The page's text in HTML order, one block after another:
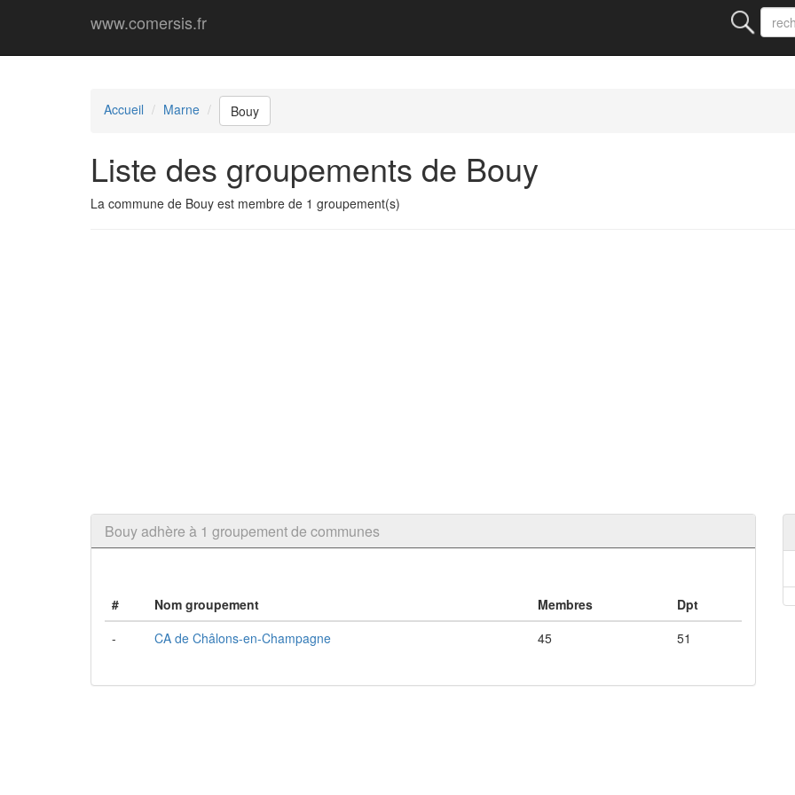
www.comersis.fr
Accueil Marne Bouy
Liste des groupements de Bouy
La commune de Bouy est membre de 1 groupement(s)
Bouy adhère à 1 groupement de communes
# Nom groupement Membres
Dpt
-
CA de Châlons-en-Champagne 45 51